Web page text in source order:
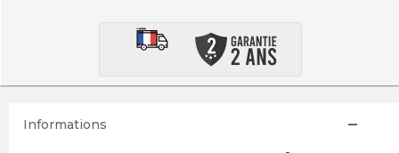
Informations